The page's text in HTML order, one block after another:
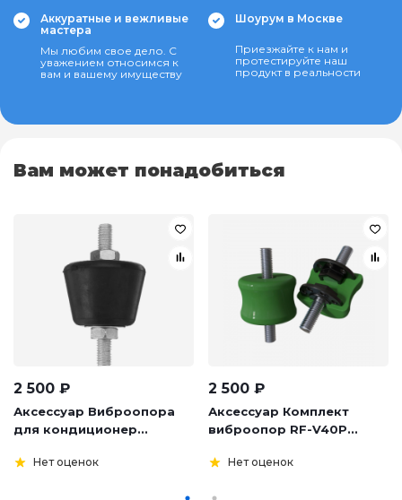
Аккуратные и вежливые
мастера
Мы любим свое дело. С
уважением относимся к
вам и вашему имуществу
Шоурум в Москве
Приезжайте к нам и
протестируйте наш
продукт в реальности
Вам может понадобиться
2 500 ₽
Аксессуар Виброопора
для кондиционер...
Нет оценок
2 500 ₽
Аксессуар Комплект
виброопор RF-V40P...
Нет оценок